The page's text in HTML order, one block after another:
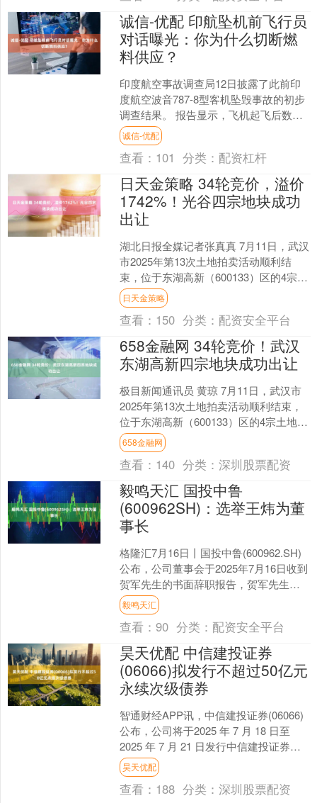
诚信-优配 印航坠机前飞行员
对话曝光：你为什么切断燃
料供应？
印度航空事故调查局12日披露了此前印
度航空波音787-8型客机坠毁事故的初步
调查结果。 报告显示，飞机起飞后数秒
内，两台发动机的燃油开关几乎同步从
运行位切换至切....
诚信-优配
查看： 101 分类： 配资杠杆
日天金策略 34轮竞价，溢价
1742%！光谷四宗地块成功
出让
湖北日报全媒记者张真真 7月11日，武汉
市2025年第13次土地拍卖活动顺利结
束，位于东湖高新（600133）区的4宗土
地全部成功出让，成交面积16.44公
顷，....
日天金策略
查看： 150 分类： 配资安全平台
658金融网 34轮竞价！武汉
东湖高新四宗地块成功出让
极目新闻通讯员 黄琼 7月11日，武汉市
2025年第13次土地拍卖活动顺利结束，
位于东湖高新（600133）区的4宗土地全
部成功出让，成交土地面积16.44公顷....
658金融网
查看： 140 分类：深圳股票配资
毅鸣天汇 国投中鲁
(600962SH)：选举王炜为董
事长
格隆汇7月16日丨国投中鲁(600962.SH)
公布，公司董事会于2025年7月16日收到
贺军先生的书面辞职报告，贺军先生因
工作原因，辞去公司董事长、法定代表
人....
毅鸣天汇
查看：90 分类： 配资安全平台
昊天优配 中信建投证券
(06066)拟发行不超过50亿元
永续次级债券
智通财经APP讯，中信建投证券(06066)
公布，公司将于2025 年 7 月 18 日至
2025 年 7 月 21 日发行中信建投证券股
份有限公司 2025....
昊天优配
查看： 188 分类：深圳股票配资